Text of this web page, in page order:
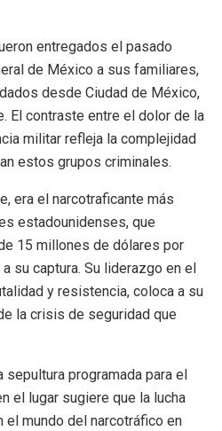
entregados el pasado
de México a sus familiares,
desde Ciudad de México,
El contraste entre el dolor de la
militar refleja la complejidad
estos grupos criminales.
era el narcotraficante más
estadounidenses, que
15 millones de dólares por
su captura. Su liderazgo en el
y resistencia, coloca a su
la crisis de seguridad que
programada para el
el lugar sugiere que la lucha
mundo del narcotráfico en